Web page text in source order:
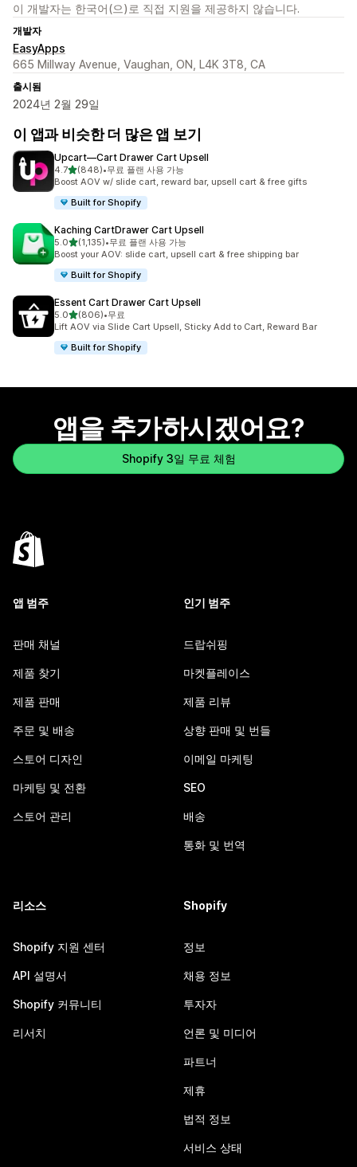
이 개발자는 한국어(으)로 직접 지원을 제공하지 않습니다.
개발자
EasyApps
665 Millway Avenue, Vaughan, ON, L4K 3T8, CA
출시됨
2024년 2월 29일
이 앱과 비슷한 더 많은 앱 보기
Upcart—Cart Drawer Cart Upsell
4.7별 5개 중
(848)
총 리뷰 848개
•무료 플랜 사용 가능
Boost AOV w/ slide cart, reward bar, upsell cart & free gifts
Built for Shopify
Kaching CartDrawer Cart Upsell
5.0별 5개 중
(1,135)
총 리뷰 1135개
•무료 플랜 사용 가능
Boost your AOV: slide cart, upsell cart & free shipping bar
Built for Shopify
Essent Cart Drawer Cart Upsell
5.0별 5개 중
(806)
총 리뷰 806개
•무료
Lift AOV via Slide Cart Upsell, Sticky Add to Cart, Reward Bar
Built for Shopify
앱을 추가하시겠어요?
Shopify 3일 무료 체험
앱 범주
판매 채널
제품 찾기
제품 판매
주문 및 배송
스토어 디자인
마케팅 및 전환
스토어 관리
인기 범주
드랍쉬핑
마켓플레이스
제품 리뷰
상향 판매 및 번들
이메일 마케팅
SEO
배송
통화 및 번역
리소스
Shopify 지원 센터
API 설명서
Shopify 커뮤니티
리서치
Shopify
정보
채용 정보
투자자
언론 및 미디어
파트너
제휴
법적 정보
서비스 상태